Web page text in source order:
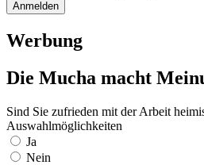
Werbung
Die Mucha macht
Sind Sie zufrieden mit der Arbeit
Auswahlmöglichkeiten
Ja
Nein